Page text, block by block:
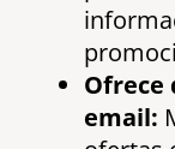
Ofrece
email: